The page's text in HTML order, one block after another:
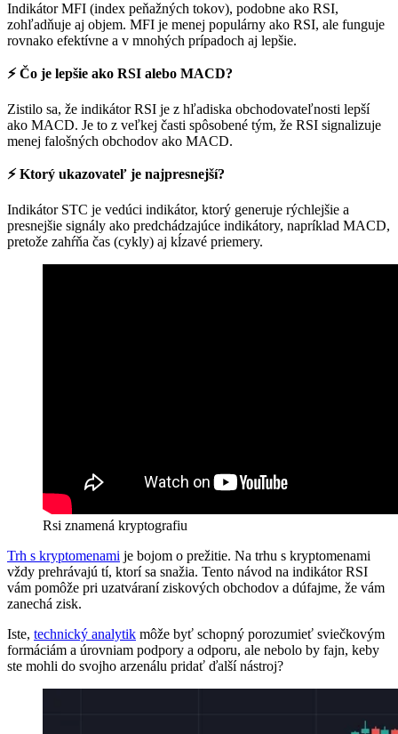
Indikátor MFI (index peňažných tokov), podobne ako RSI,
zohľadňuje aj objem. MFI je menej populárny ako RSI, ale funguje
rovnako efektívne a v mnohých prípadoch aj lepšie.
⚡️ Čo je lepšie ako RSI alebo MACD?
Zistilo sa, že indikátor RSI je z hľadiska obchodovateľnosti lepší
ako MACD. Je to z veľkej časti spôsobené tým, že RSI signalizuje
menej falošných obchodov ako MACD.
⚡️ Ktorý ukazovateľ je najpresnejší?
Indikátor STC je vedúci indikátor, ktorý generuje rýchlejšie a
presnejšie signály ako predchádzajúce indikátory, napríklad MACD,
pretože zahŕňa čas (cykly) aj kĺzavé priemery.
Rsi znamená kryptografiu
Trh s kryptomenami je bojom o prežitie. Na trhu s kryptomenami
vždy prehrávajú tí, ktorí sa snažia. Tento návod na indikátor RSI
vám pomôže pri uzatváraní ziskových obchodov a dúfajme, že vám
zanechá zisk.
Iste, technický analytik môže byť schopný porozumieť sviečkovým
formáciám a úrovniam podpory a odporu, ale nebolo by fajn, keby
ste mohli do svojho arzenálu pridať ďalší nástroj?